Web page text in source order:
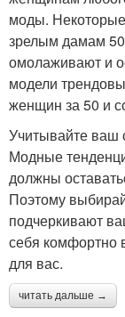
моды.
зрелым дамам
омолаживают и
модели
женщин за 50 и
Учитывайте ваш
Модные
должны
Поэтому
подчеркивают
себя комфортно
для вас.
читать дальше →